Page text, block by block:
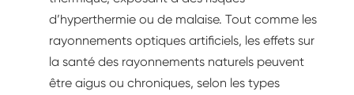
d’hyperthermie ou de malaise. Tout comme les
rayonnements optiques artificiels, les effets sur
la santé des rayonnements naturels peuvent
être aigus ou chroniques, selon les types